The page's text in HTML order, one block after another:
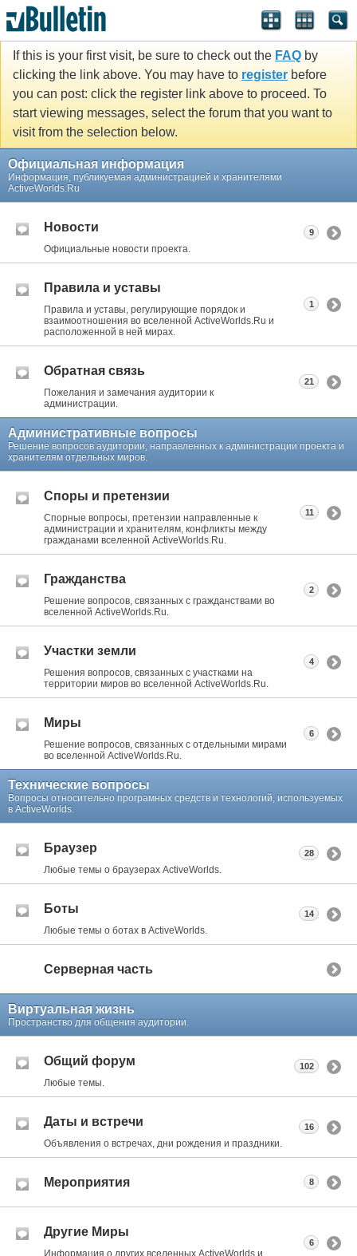
If this is your first visit, be sure to check out the FAQ by
clicking the link above. You may have to register before
you can post: click the register link above to proceed. To
start viewing messages, select the forum that you want to
visit from the selection below.
Официальная информация
Информация, публикуемая администрацией и хранителями
ActiveWorlds.Ru
Новости
Официальные новости проекта.
9
Правила и уставы
Правила и уставы, регулирующие порядок и
взаимоотношения во вселенной ActiveWorlds.Ru и
расположенной в ней мирах.
1
Обратная связь
Пожелания и замечания аудитории к
администрации.
21
Административные вопросы
Решение вопросов аудитории, направленных к администрации проекта и
хранителям отдельных миров.
Споры и претензии
Спорные вопросы, претензии направленные к
администрации и хранителям, конфликты между
гражданами вселенной ActiveWorlds.Ru.
11
Гражданства
Решение вопросов, связанных с гражданствами во
вселенной ActiveWorlds.Ru.
2
Участки земли
Решения вопросов, связанных с участками на
территории миров во вселенной ActiveWorlds.Ru.
4
Миры
Решение вопросов, связанных с отдельными мирами
во вселенной ActiveWorlds.Ru.
6
Технические вопросы
Вопросы относительно програмных средств и технологий, используемых
в ActiveWorlds.
Браузер
Любые темы о браузерах ActiveWorlds.
28
Боты
Любые темы о ботах в ActiveWorlds.
14
Серверная часть
Виртуальная жизнь
Пространство для общения аудитории.
Общий форум
Любые темы.
102
Даты и встречи
Объявления о встречах, дни рождения и праздники.
16
Мероприятия 8
Другие Миры
Информация о других вселенных ActiveWorlds и
6